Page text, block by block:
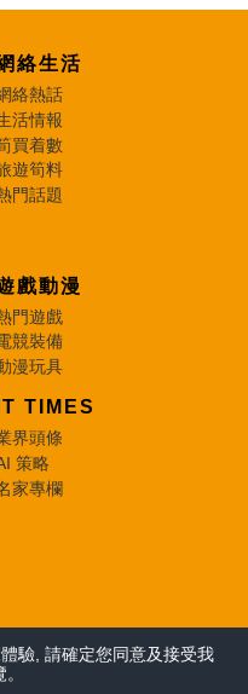
驗, 請確定您同意及接受我
絡生活
絡熱話
活情報
買着數
遊筍料
門話題
戲動漫
門遊戲
競裝備
漫玩具
IT TIMES
界頭條
策略
家專欄